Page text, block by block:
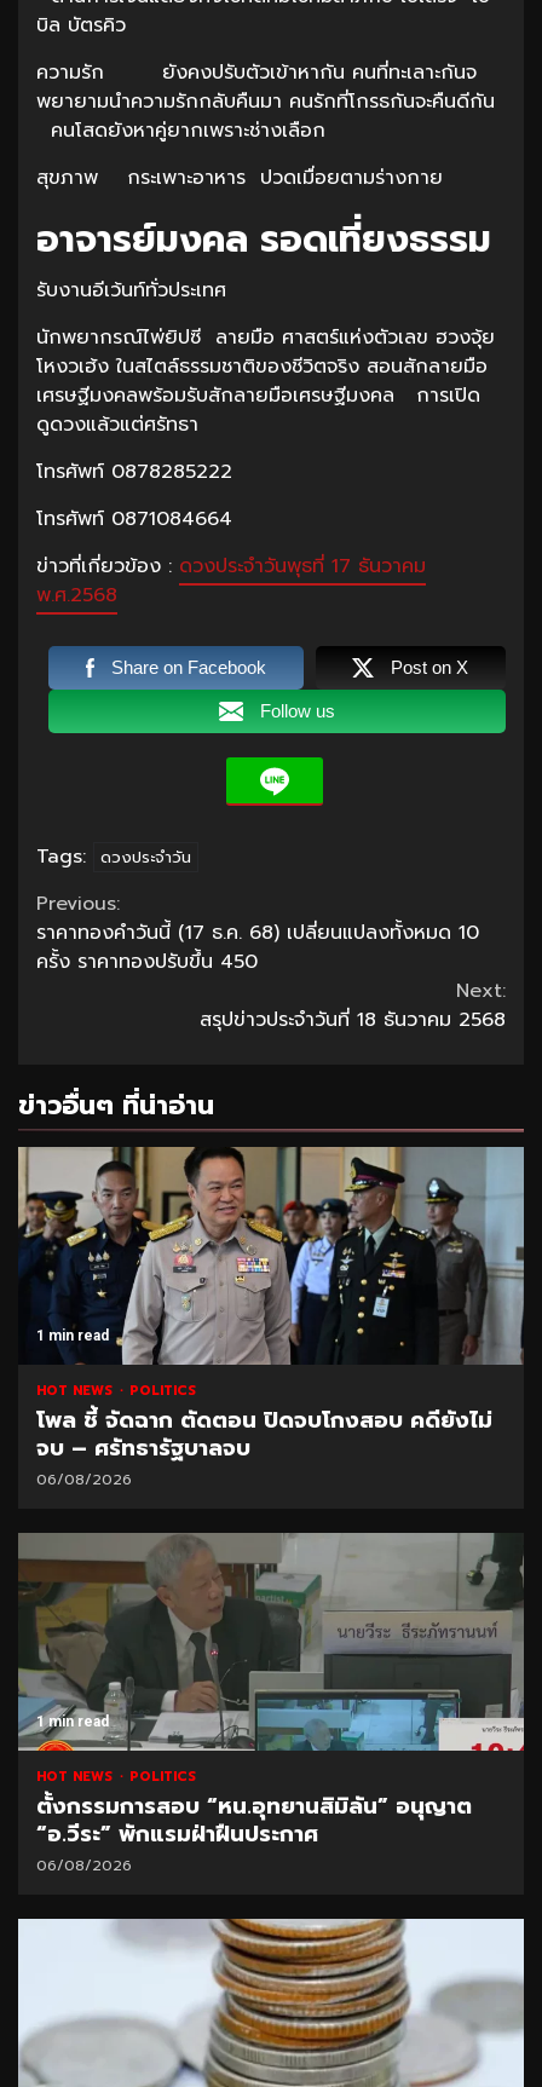
บิล บัตรคิว
ความรัก ยังคงปรับตัวเข้าหากัน คนที่ทะเลาะกันจ
พยายามนำความรักกลับคืนมา คนรักที่โกรธกันจะคืนดีกัน
คนโสดยังหาคู่ยากเพราะช่างเลือก
สุขภาพ กระเพาะอาหาร ปวดเมื่อยตามร่างกาย
อาจารย์มงคล รอดเที่ยงธรรม
รับงานอีเว้นท์ทั่วประเทศ
นักพยากรณ์ไพ่ยิปซี ลายมือ ศาสตร์แห่งตัวเลข ฮวงจุ้ย
โหงวเฮ้ง ในสไตล์ธรรมชาติของชีวิตจริง สอนสักลายมือ
เศรษฐีมงคลพร้อมรับสักลายมือเศรษฐีมงคล การเปิด
ดูดวงแล้วแต่ศรัทธา
โทรศัพท์ 0878285222
โทรศัพท์ 0871084664
ข่าวที่เกี่ยวข้อง : ดวงประจำวันพุธที่ 17 ธันวาคม
พ.ศ.2568
Share on Facebook Post on X
Follow us
Tags: ดวงประจำวัน
Continue
Reading
Previous:
ราคาทองคำวันนี้ (17 ธ.ค. 68) เปลี่ยนแปลงทั้งหมด 10
ครั้ง ราคาทองปรับขึ้น 450
Next:
สรุปข่าวประจำวันที่ 18 ธันวาคม 2568
ข่าวอื่นๆ ที่น่าอ่าน
1 min read
HOT NEWS POLITICS
โพล ชี้ จัดฉาก ตัดตอน ปิดจบโกงสอบ คดียังไม่
จบ – ศรัทธารัฐบาลจบ
06/08/2026
1 min read
HOT NEWS POLITICS
ตั้งกรรมการสอบ “หน.อุทยานสิมิลัน” อนุญาต
“อ.วีระ” พักแรมฝ่าฝืนประกาศ
06/08/2026